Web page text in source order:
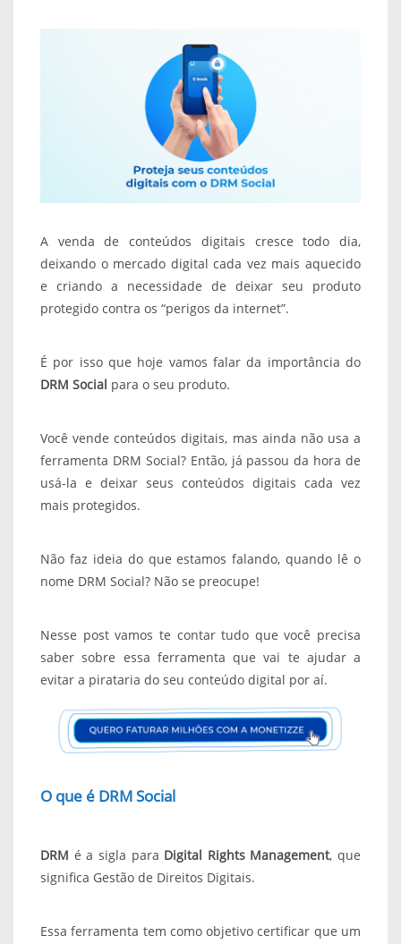
A venda de conteúdos digitais cresce todo dia,
deixando o mercado digital cada vez mais aquecido
e criando a necessidade de deixar seu produto
protegido contra os “perigos da internet”.
É por isso que hoje vamos falar da importância do
DRM Social para o seu produto.
Você vende conteúdos digitais, mas ainda não usa a
ferramenta DRM Social? Então, já passou da hora de
usá-la e deixar seus conteúdos digitais cada vez
mais protegidos.
Não faz ideia do que estamos falando, quando lê o
nome DRM Social? Não se preocupe!
Nesse post vamos te contar tudo que você precisa
saber sobre essa ferramenta que vai te ajudar a
evitar a pirataria do seu conteúdo digital por aí.
O que é DRM Social
DRM é a sigla para Digital Rights Management, que
significa Gestão de Direitos Digitais.
Essa ferramenta tem como objetivo certificar que um